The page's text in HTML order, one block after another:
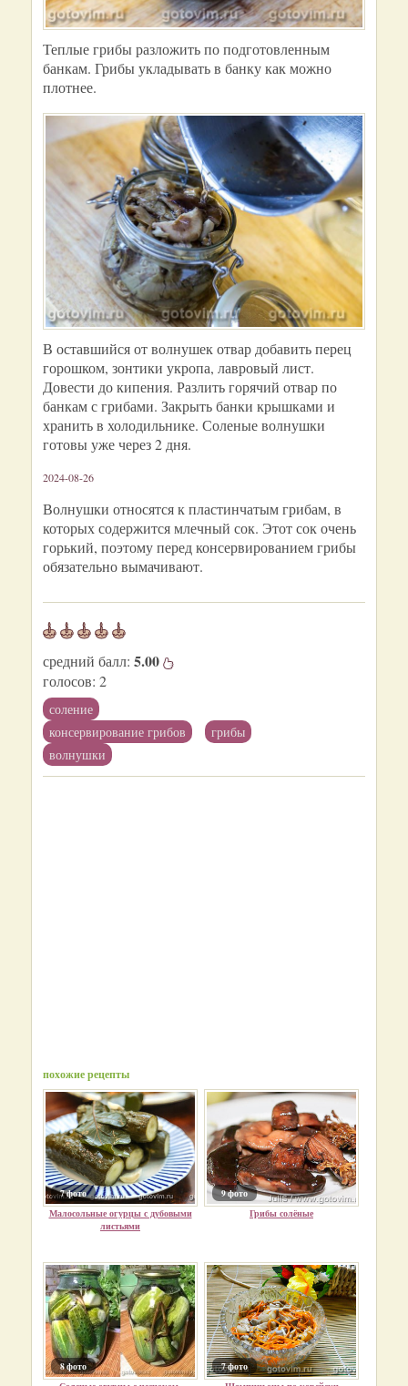
Теплые грибы разложить по подготовленным
банкам. Грибы укладывать в банку как можно
плотнее.
В оставшийся от волнушек отвар добавить перец
горошком, зонтики укропа, лавровый лист.
Довести до кипения. Разлить горячий отвар по
банкам с грибами. Закрыть банки крышками и
хранить в холодильнике. Соленые волнушки
готовы уже через 2 дня.
2024-08-26
Волнушки относятся к пластинчатым грибам, в
которых содержится млечный сок. Этот сок очень
горький, поэтому перед консервированием грибы
обязательно вымачивают.
средний балл: 5.00
голосов: 2
соление
консервирование грибов
грибы
волнушки
похожие рецепты
7 фото
Малосольные огурцы с дубовыми
листьями
9 фото
Грибы солёные
8 фото
7 фото